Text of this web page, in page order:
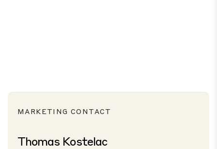
MARKETING CONTACT
Thomas Kostelac